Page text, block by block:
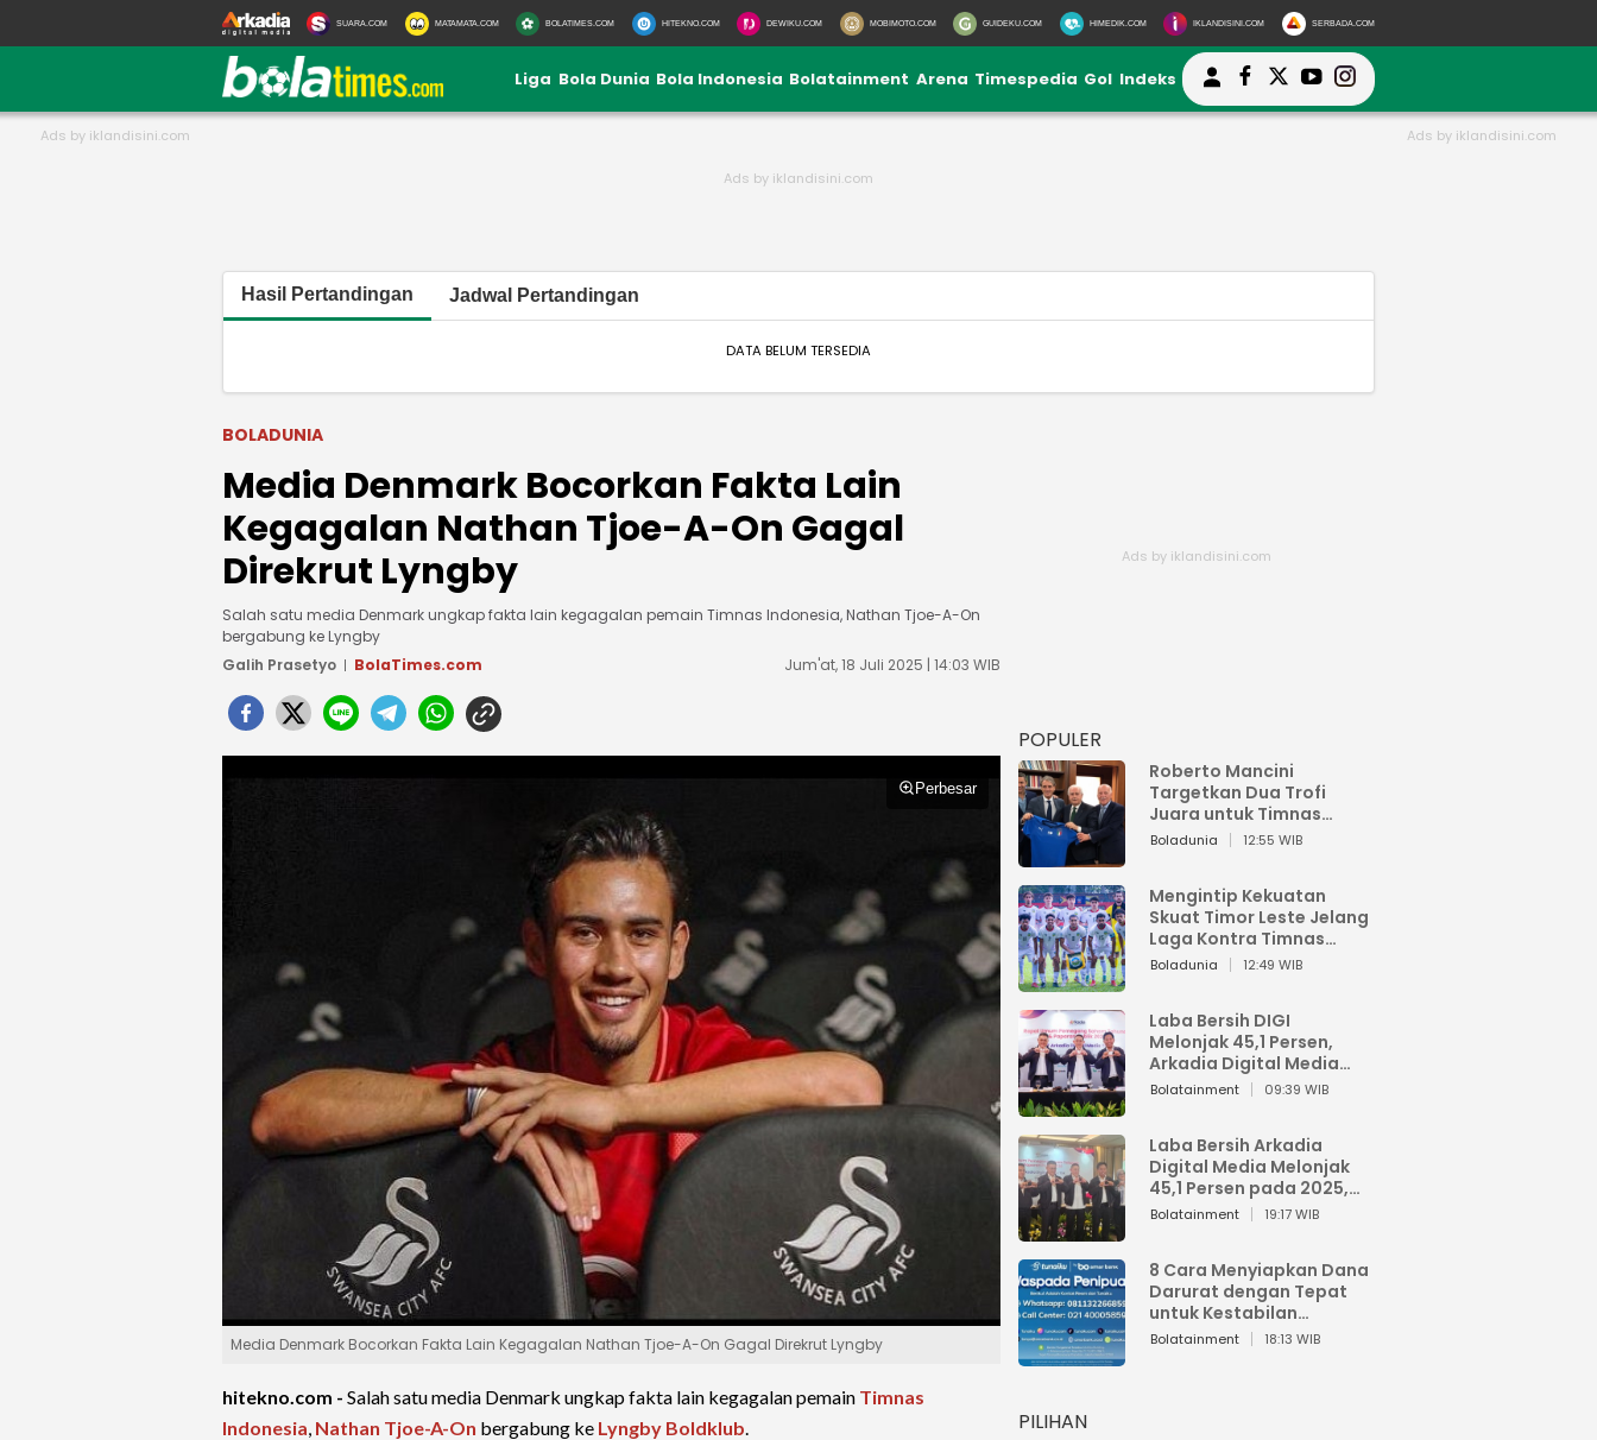
SUARA.COM MATAMATA.COM BOLATIMES.COM HITEKNO.COM DEWIKU.COM MOBIMOTO.COM GUIDEKU.COM HIMEDIK.COM IKLANDISINI.COM SERBADA.COM
Liga Bola Dunia Bola Indonesia Bolatainment Arena Timespedia Gol Indeks
Hasil Pertandingan Jadwal Pertandingan
DATA BELUM TERSEDIA
BOLADUNIA
Media Denmark Bocorkan Fakta Lain
Kegagalan Nathan Tjoe-A-On Gagal
Direkrut Lyngby
Salah satu media Denmark ungkap fakta lain kegagalan pemain Timnas Indonesia, Nathan Tjoe-A-On
bergabung ke Lyngby
Galih Prasetyo
BolaTimes.com Jum'at, 18 Juli 2025 | 14:03 WIB
Perbesar
Media Denmark Bocorkan Fakta Lain Kegagalan Nathan Tjoe-A-On Gagal Direkrut Lyngby
hitekno.com - Salah satu media Denmark ungkap fakta lain kegagalan pemain Timnas
Indonesia, Nathan Tjoe-A-On bergabung ke Lyngby Boldklub.
POPULER
Roberto Mancini
Targetkan Dua Trofi
Juara untuk Timnas
Italia
Boladunia 12:55 WIB
Mengintip Kekuatan
Skuat Timor Leste Jelang
Laga Kontra Timnas
Indonesia di Piala AFF
Boladunia 12:49 WIB
Laba Bersih DIGI
Melonjak 45,1 Persen,
Arkadia Digital Media
Perkuat Bisnis AI dan
Bolatainment 09:39 WIB
Laba Bersih Arkadia
Digital Media Melonjak
45,1 Persen pada 2025,
Sentuh Rp1,76 Miliar
Bolatainment 19:17 WIB
8 Cara Menyiapkan Dana
Darurat dengan Tepat
untuk Kestabilan
Keuangan
Bolatainment 18:13 WIB
PILIHAN